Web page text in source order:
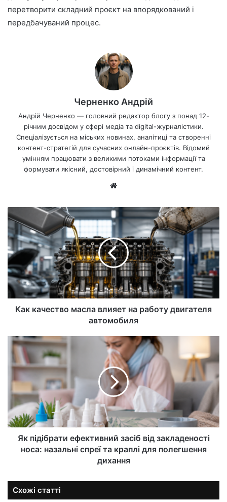
перетворити складний проєкт на впорядкований і
передбачуваний процес.
Черненко Андрій
Андрій Черненко — головний редактор блогу з понад 12-
річним досвідом у сфері медіа та digital-журналістики.
Спеціалізується на міських новинах, аналітиці та створенні
контент-стратегій для сучасних онлайн-проєктів. Відомий
умінням працювати з великими потоками інформації та
формувати якісний, достовірний і динамічний контент.
са
йт
Как качество масла влияет на работу двигателя
автомобиля
Як підібрати ефективний засіб від закладеності
носа: назальні спреї та краплі для полегшення
дихання
Схожі статті